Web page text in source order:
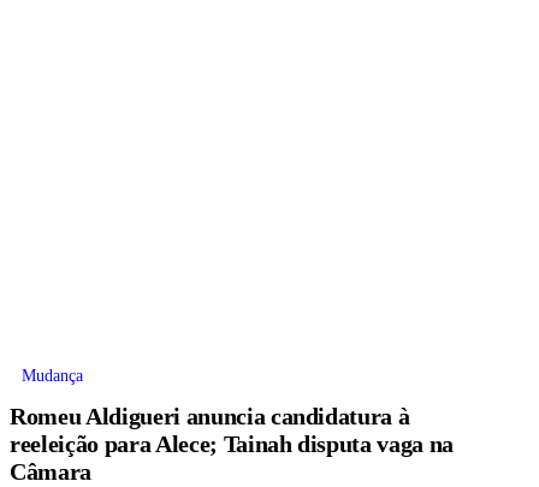
Mudança
Romeu Aldigueri anuncia candidatura à
reeleição para Alece; Tainah disputa vaga na
Câmara